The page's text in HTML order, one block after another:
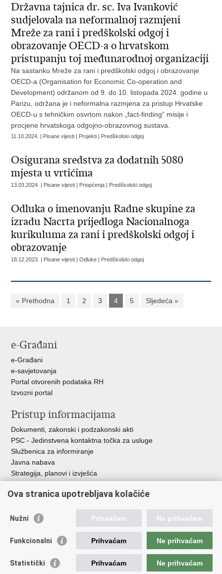
Državna tajnica dr. sc. Iva Ivanković
sudjelovala na neformalnoj razmjeni
Mreže za rani i predškolski odgoj i
obrazovanje OECD-a o hrvatskom
pristupanju toj međunarodnoj organizaciji
Na sastanku Mreže za rani i predškolski odgoj i obrazovanje
OECD-a (Organisation for Economic Co-operation and
Development) održanom od 9. do 10. listopada 2024. godine u
Parizu, održana je i neformalna razmjena za pristup Hrvatske
OECD-u s tehničkim osvrtom nakon „fact-finding“ misije i
procjene hrvatskoga odgojno-obrazovnog sustava.
11.10.2024. | Pisane vijesti | Projekti | Predškolski odgoj
Osigurana sredstva za dodatnih 5080
mjesta u vrtićima
13.03.2024. | Pisane vijesti | Priopćenja | Predškolski odgoj
Odluka o imenovanju Radne skupine za
izradu Nacrta prijedloga Nacionalnoga
kurikuluma za rani i predškolski odgoj i
obrazovanje
18.12.2023. | Pisane vijesti | Odluke | Predškolski odgoj
« Prethodna 1 2 3 4 5 Sljedeća »
e-Građani
e-Građani
e-savjetovanja
Portal otvorenih podataka RH
Izvozni portal
Pristup informacijama
Dokumenti, zakonski i podzakonski akti
PSC - Jedinstvena kontaktna točka za usluge
Službenica za informiranje
Javna nabava
Strategija, planovi i izvješća
Korisne poveznice
Vlada RH
ASOO
Ova stranica upotrebljava kolačiće
Nužni Prihvaćam Ne prihvaćam
Funkcionalni Prihvaćam Ne prihvaćam
Statistički Prihvaćam Ne prihvaćam